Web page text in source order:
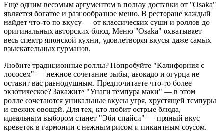
Еще одним весомым аргументом в пользу доставки от "Osaka"
является богатое и разнообразное меню. В ресторане каждый
найдет что-то по вкусу — от классических суши и роллов до
оригинальных авторских блюд. Меню "Osaka" охватывает
весь спектр японской кухни, удовлетворяя вкусы даже самых
взыскательных гурманов.
Любите традиционные роллы? Попробуйте "Калифорния с
лососем" — нежное сочетание рыбы, авокадо и огурца не
оставит вас равнодушным. Предпочитаете что-то более
экзотическое? Закажите "Унаги темпура маки" — в этом
ролле сочетаются уникальные вкусы угря, хрустящей темпуры
и свежих овощей. Для тех, кто любит острые блюда,
идеальным выбором станет "Эби спайси" — пряный вкус
креветок в гармонии с нежным рисом и пикантным соусом.